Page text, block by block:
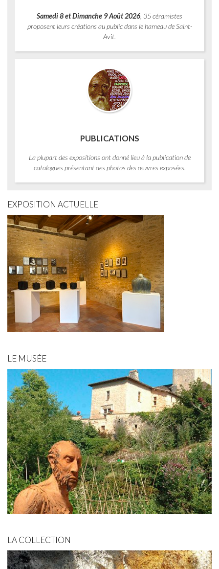
Samedi 8 et Dimanche 9 Août 2026 , 35 céramistes
proposent leurs créations au public dans le hameau de Saint-
Avit.
PUBLICATIONS
La plupart des expositions ont donné lieu à la publication de
catalogues présentant des photos des œuvres exposées.
EXPOSITION ACTUELLE
LE MUSÉE
LA COLLECTION